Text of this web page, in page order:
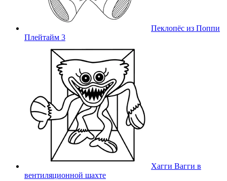
Пеклопёс из Поппи
Плейтайм 3
Хагги Вагги в
вентиляционной шахте